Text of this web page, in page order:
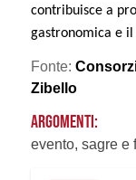
contribuisce a
gastronomica e
Fonte:
Zibello
ARGOMENTI:
evento, sagre e